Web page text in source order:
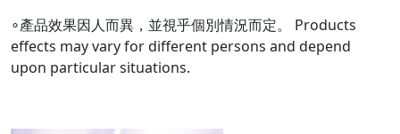
∘產品效果因人而異，並視乎個別情況而定。 Products
effects may vary for different persons and depend
upon particular situations.